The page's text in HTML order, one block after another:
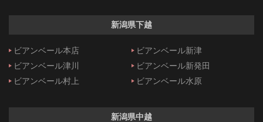
新潟県下越
ビアンベール本店
ビアンベール新津
ビアンベール津川
ビアンベール新発田
ビアンベール村上
ビアンベール水原
新潟県中越